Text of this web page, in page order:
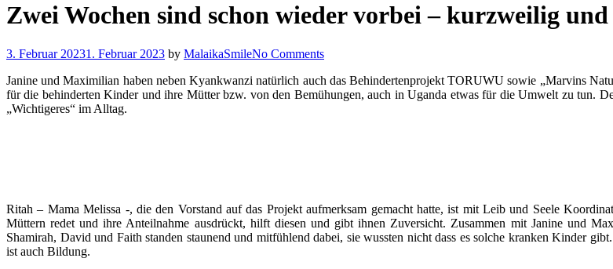
Zwei Wochen sind schon wieder vorbei – kurzweilig
3. Februar 20231. Februar 2023 by MalaikaSmileNo Comments
Janine und Maximilian haben neben Kyankwanzi natürlich auch das Behindertenprojekt TORUWU sowie „Marvins
für die behinderten Kinder und ihre Mütter bzw. von den Bemühungen, auch in Uganda etwas für die Umwelt zu tun.
„Wichtigeres“ im Alltag.
Ritah – Mama Melissa -, die den Vorstand auf das Projekt aufmerksam gemacht hatte, ist mit Leib und Seele
Müttern redet und ihre Anteilnahme ausdrückt, hilft diesen und gibt ihnen Zuversicht. Zusammen mit Janine und
Shamirah, David und Faith standen staunend und mitfühlend dabei, sie wussten nicht dass es solche kranken Kinder
ist auch Bildung.